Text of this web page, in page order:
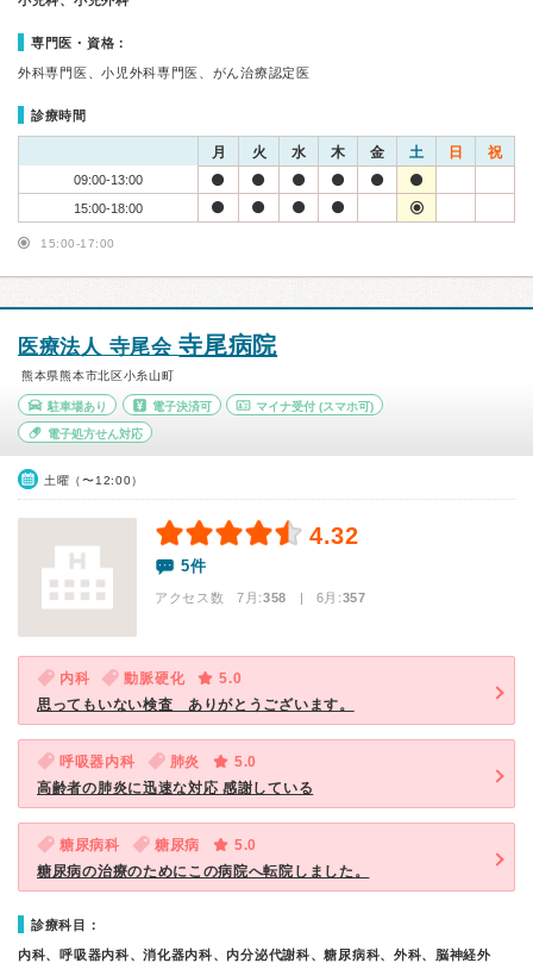
専門医・資格：
外科専門医、小児外科専門医、がん治療認定医
診療時間
月 火 水 木 金 土 日 祝
09:00-13:00
15:00-18:00
15:00-17:00
医療法人 寺尾会寺尾病院
熊本県熊本市北区小糸山町
駐車場あり 電子決済可 マイナ受付 (スマホ可)
電子処方せん対応
土曜（〜12:00）
4.32
5件
アクセス数 7月:358 | 6月:357
内科 動脈硬化
5.0
思ってもいない検査 ありがとうございます。
呼吸器内科 肺炎
5.0
高齢者の肺炎に迅速な対応 感謝している
糖尿病科 糖尿病
5.0
糖尿病の治療のためにこの病院へ転院しました。
診療科目：
内科、呼吸器内科、消化器内科、内分泌代謝科、糖尿病科、外科、脳神経外